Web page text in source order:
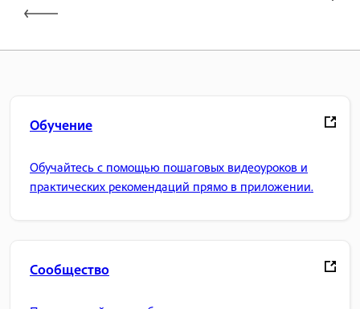
Обучение
Обучайтесь с помощью пошаговых видеоуроков и
практических рекомендаций прямо в приложении.
Сообщество